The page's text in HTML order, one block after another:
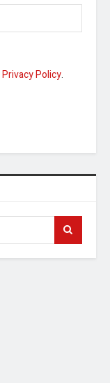
Privacy Policy.